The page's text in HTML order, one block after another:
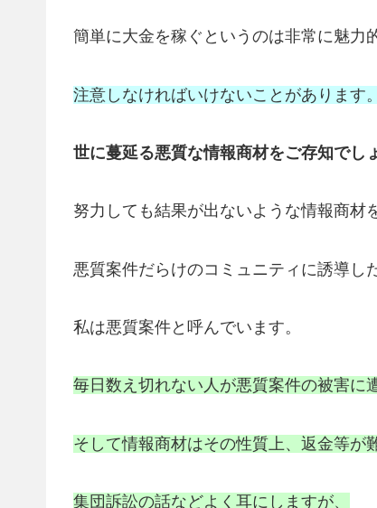
簡単に大金を稼ぐというのは非常に魅力
注意しなければいけないことがあります。
世に蔓延る悪質な情報商材をご存知でし
努力しても結果が出ないような情報商材
悪質案件だらけのコミュニティに誘導し
私は悪質案件と呼んでいます。
毎日数え切れない人が悪質案件の被害に
そして情報商材はその性質上、返金等が
集団訴訟の話などよく耳にしますが、